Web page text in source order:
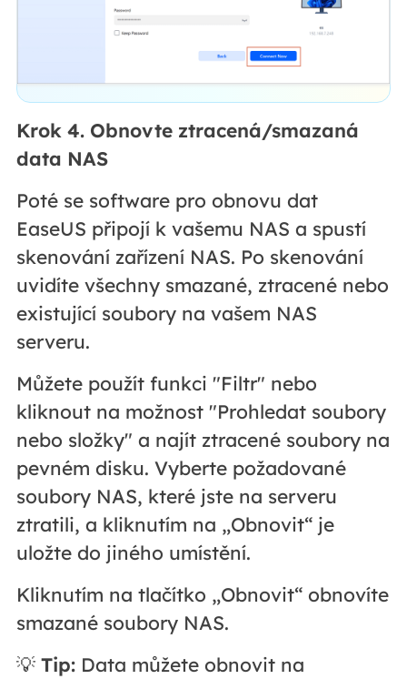
Krok 4. Obnovte ztracená/smazaná
data NAS
Poté se software pro obnovu dat
EaseUS připojí k vašemu NAS a spustí
skenování zařízení NAS. Po skenování
uvidíte všechny smazané, ztracené nebo
existující soubory na vašem NAS
serveru.
Můžete použít funkci "Filtr" nebo
kliknout na možnost "Prohledat soubory
nebo složky" a najít ztracené soubory na
pevném disku. Vyberte požadované
soubory NAS, které jste na serveru
ztratili, a kliknutím na „Obnovit“ je
uložte do jiného umístění.
Kliknutím na tlačítko „Obnovit“ obnovíte
smazané soubory NAS.
💡 Tip:Data můžete obnovit na